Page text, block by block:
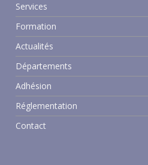
Services
Formation
Actualités
Départements
Adhésion
Réglementation
Contact